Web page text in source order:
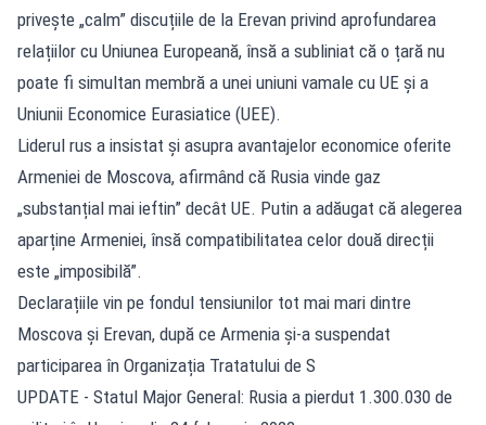
privește „calm” discuțiile de la Erevan privind aprofundarea
relațiilor cu Uniunea Europeană, însă a subliniat că o țară nu
poate fi simultan membră a unei uniuni vamale cu UE și a
Uniunii Economice Eurasiatice (UEE).
Liderul rus a insistat și asupra avantajelor economice oferite
Armeniei de Moscova, afirmând că Rusia vinde gaz
„substanțial mai ieftin” decât UE. Putin a adăugat că alegerea
aparține Armeniei, însă compatibilitatea celor două direcții
este „imposibilă”.
Declarațiile vin pe fondul tensiunilor tot mai mari dintre
Moscova și Erevan, după ce Armenia și-a suspendat
participarea în Organizația Tratatului de S
UPDATE - Statul Major General: Rusia a pierdut 1.300.030 de